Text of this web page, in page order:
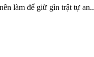
làm để giữ gìn trật tự an..